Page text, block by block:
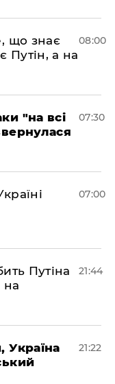
що знає
Путін, а на
08:00
"на всі
07:30
07:00
Путіна
на
21:44
Україна
21:22